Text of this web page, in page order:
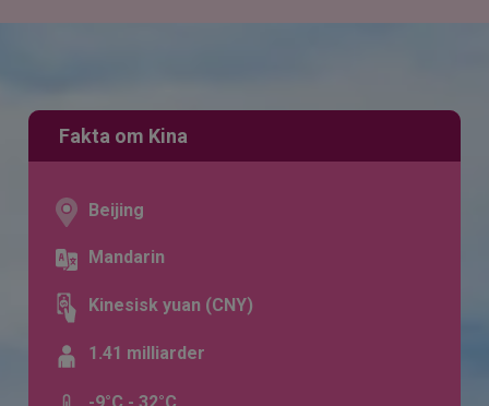
Fakta om Kina
Beijing
Mandarin
Kinesisk yuan (CNY)
1.41 milliarder